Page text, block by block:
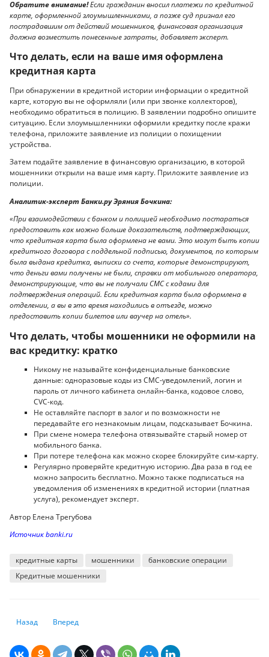
Обратите внимание!Если гражданин вносил платежи по кредитной
карте, оформленной злоумышленниками, а позже суд признал его
пострадавшим от действий мошенников, финансовая организация
должна возместить понесенные затраты, добавляет эксперт.
Что делать, если на ваше имя оформлена
кредитная карта
При обнаружении в кредитной истории информации о кредитной
карте, которую вы не оформляли (или при звонке коллекторов),
необходимо обратиться в полицию. В заявлении подробно опишите
ситуацию. Если злоумышленники оформили кредитку после кражи
телефона, приложите заявление из полиции о похищении
устройства.
Затем подайте заявление в финансовую организацию, в которой
мошенники открыли на ваше имя карту. Приложите заявление из
полиции.
Аналитик-эксперт Банки.ру Эряния Бочкина:
«При взаимодействии с банком и полицией необходимо постараться
предоставить как можно больше доказательств, подтверждающих,
что кредитная карта была оформлена не вами. Это могут быть копии
кредитного договора с поддельной подписью, документов, по которым
была выдана кредитка, выписки со счета, которые демонстрируют,
что деньги вами получены не были, справки от мобильного оператора,
демонстрирующие, что вы не получали СМС с кодами для
подтверждения операций. Если кредитная карта была оформлена в
отделении, а вы в это время находились в отъезде, можно
предоставить копии билетов или ваучер на отель».
Что делать, чтобы мошенники не оформили на
вас кредитку: кратко
Никому не называйте конфиденциальные банковские
данные: одноразовые коды из СМС-уведомлений, логин и
пароль от личного кабинета онлайн-банка, кодовое слово,
CVC-код.
Не оставляйте паспорт в залог и по возможности не
передавайте его незнакомым лицам, подсказывает Бочкина.
При смене номера телефона отвязывайте старый номер от
мобильного банка.
При потере телефона как можно скорее блокируйте сим-карту.
Регулярно проверяйте кредитную историю. Два раза в год ее
можно запросить бесплатно. Можно также подписаться на
уведомления об изменениях в кредитной истории (платная
услуга), рекомендует эксперт.
Автор Елена Трегубова
Источник banki.ru
кредитные карты мошенники
банковские операции
Кредитные мошенники
Предыдущий: Что делать, если закончился срок аренды жилья в
Назад Следующий: Как продаются квартиры и дома в Казахстане
Вперед